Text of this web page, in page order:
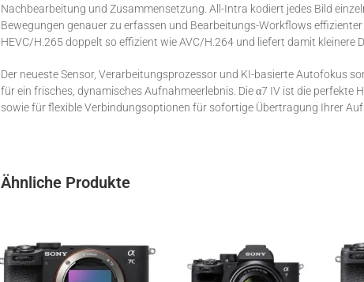
Nachbearbeitung und Zusammensetzung. All-Intra kodiert jedes Bild
Bewegungen genauer zu erfassen und Bearbeitungs-Workflows
HEVC/H.265 doppelt so effizient wie AVC/H.264 und liefert damit kleinere
Der neueste Sensor, Verarbeitungsprozessor und KI-basierte Autofokus
für ein frisches, dynamisches Aufnahmeerlebnis. Die α7 IV ist die
sowie für flexible Verbindungsoptionen für sofortige Übertragung Ihrer
Ähnliche Produkte